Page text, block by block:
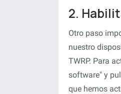
2.
Otro paso
nuestro
TWRP. Para
software" y
que hemos